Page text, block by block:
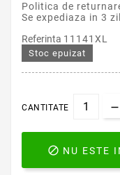
Politica de
Se expediaza in 3
Referinta 11141XL
Stoc epuizat
CANTITATE
 NU ESTE